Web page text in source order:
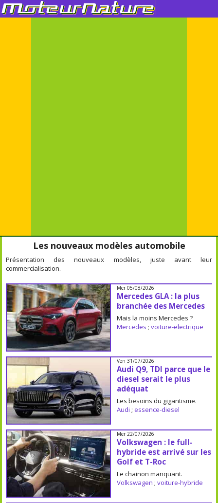
Les nouveaux modèles automobile
Présentation des nouveaux modèles, juste avant leur
commercialisation.
Mer 05/08/2026
Mercedes GLA : la plus
branchée des Mercedes
Mais la moins Mercedes ?
Mercedes ; voiture-electrique
Ven 31/07/2026
Audi Q9, TDI parce que le
diesel serait le plus
adéquat
Les besoins du gigantisme.
Audi ; essence-diesel
Mer 22/07/2026
Volkswagen : le full-
hybride est arrivé sur les
Golf et T-Roc
Le chainon manquant.
Volkswagen ; voiture-hybride